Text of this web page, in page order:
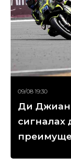
09/08 19:30
Ди
сигналах